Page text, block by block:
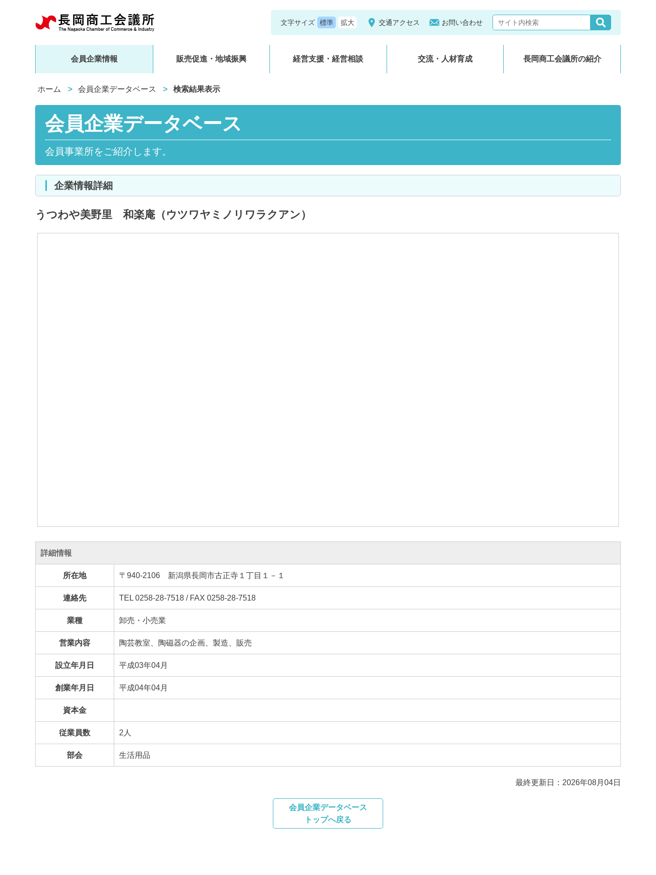
文字サイズ 交通アクセス お問い合わせ
会員企業情報 販売促進・地域振興 経営支援・経営相談 交流・人材育成 長岡商工会議所の紹介
ホーム 会員企業データベース 検索結果表示
会員企業データベース
会員事業所をご紹介します。
企業情報詳細
うつわや美野里 和楽庵（ウツワヤミノリワラクアン）
詳細情報
所在地 〒940-2106 新潟県長岡市古正寺１丁目１－１
連絡先 TEL 0258-28-7518 / FAX 0258-28-7518
業種 卸売・小売業
営業内容 陶芸教室、陶磁器の企画、製造、販売
設立年月日 平成03年04月
創業年月日 平成04年04月
資本金
従業員数 2人
部会 生活用品
最終更新日：2026年08月04日
会員企業データベース
トップへ戻る